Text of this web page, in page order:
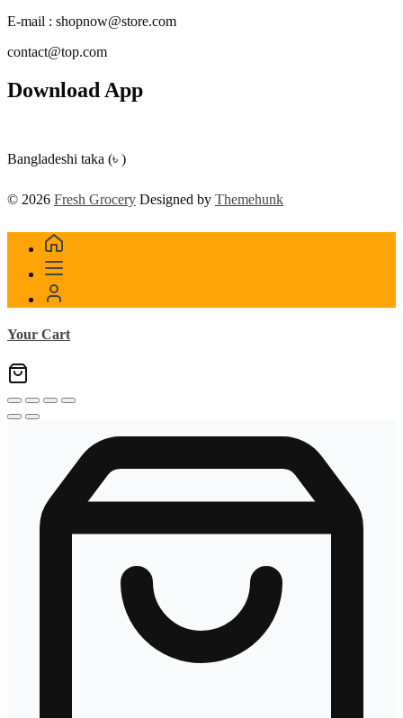
E-mail : shopnow@store.com
contact@top.com
Download App
Bangladeshi taka (৳ )
© 2026 Fresh Grocery Designed by Themehunk
Your Cart